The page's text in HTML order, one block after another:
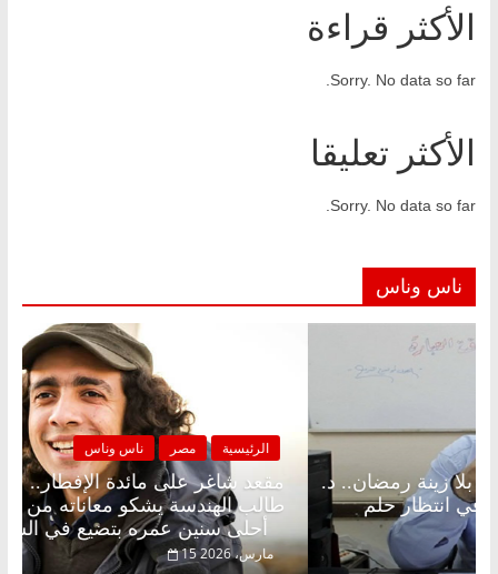
الأكثر قراءة
Sorry. No data so far.
الأكثر تعليقا
Sorry. No data so far.
ناس وناس
الرئيسية
مقعد
طالب
أحلى سنين عمره بتضيع في السجن
15 مارس، 2026
ناس وناس
شاغر على الإفطار وبلكونة بلا زينة رمضان.. د.
فاروق خبير اقتصادي في انتظار حلم
2026